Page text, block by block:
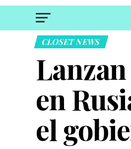
CLOSET NEWS
en
el